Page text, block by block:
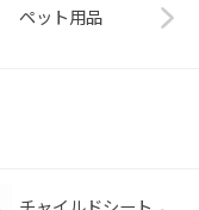
ペット用品